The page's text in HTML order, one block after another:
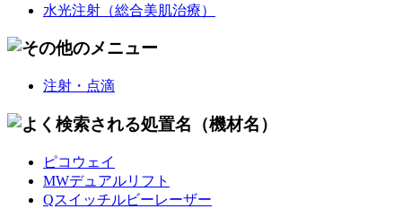
水光注射 （総合美肌治療）
注射・点滴
ピコウェイ
MWデュアルリフト
Qスイッチルビーレーザー